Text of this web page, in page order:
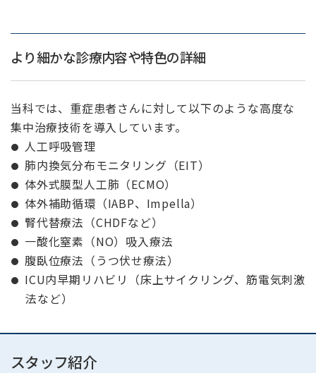
より細かな診療内容や特色の詳細
当科では、重症患者さんに対して以下のような高度な
集中治療技術を導入しています。
人工呼吸管理
肺内換気分布モニタリング（EIT）
体外式膜型人工肺（ECMO）
体外補助循環（IABP、Impella）
腎代替療法（CHDFなど）
一酸化窒素（NO）吸入療法
腹臥位療法（うつ伏せ療法）
ICU内早期リハビリ（床上サイクリング、筋電気刺激
法など）
スタッフ紹介